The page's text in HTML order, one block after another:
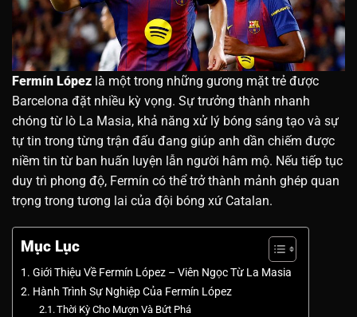
Fermín López là một trong những gương mặt trẻ được
Barcelona đặt nhiều kỳ vọng. Sự trưởng thành nhanh
chóng từ lò La Masia, khả năng xử lý bóng sáng tạo và sự
tự tin trong từng trận đấu đang giúp anh dần chiếm được
niềm tin từ ban huấn luyện lẫn người hâm mộ. Nếu tiếp tục
duy trì phong độ, Fermín có thể trở thành mảnh ghép quan
trọng trong tương lai của đội bóng xứ Catalan.
Mục Lục
Giới Thiệu Về Fermín López – Viên Ngọc Từ La Masia
Hành Trình Sự Nghiệp Của Fermín López
Thời Kỳ Cho Mượn Và Bứt Phá